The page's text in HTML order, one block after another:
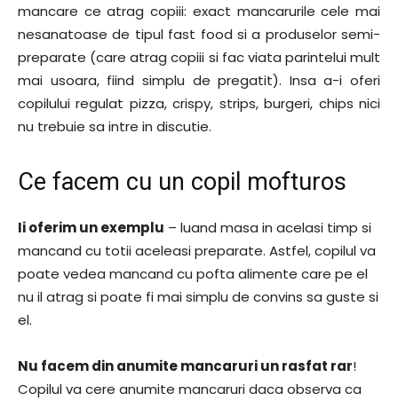
mancare ce atrag copiii: exact mancarurile cele mai
nesanatoase de tipul fast food si a produselor semi-
preparate (care atrag copiii si fac viata parintelui mult
mai usoara, fiind simplu de pregatit). Insa a-i oferi
copilului regulat pizza, crispy, strips, burgeri, chips nici
nu trebuie sa intre in discutie.
Ce facem cu un copil mofturos
Ii oferim un exemplu – luand masa in acelasi timp si
mancand cu totii aceleasi preparate. Astfel, copilul va
poate vedea mancand cu pofta alimente care pe el
nu il atrag si poate fi mai simplu de convins sa guste si
el.
Nu facem din anumite mancaruri un rasfat rar!
Copilul va cere anumite mancaruri daca observa ca